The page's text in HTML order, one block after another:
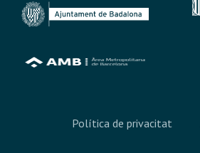
Política de privacitat